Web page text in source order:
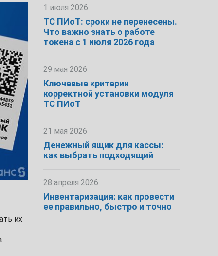
их
1 июля 2026
ТС ПИоТ: сроки не перенесены.
Что важно знать о работе
токена с 1 июля 2026 года
29 мая 2026
Ключевые критерии
корректной установки модуля
ТС ПИоТ
21 мая 2026
Денежный ящик для кассы:
как выбрать подходящий
28 апреля 2026
Инвентаризация: как провести
ее правильно, быстро и точно